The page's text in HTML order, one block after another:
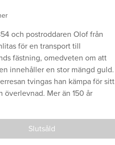
och postroddaren Olof från
för en transport till
fästning, omedveten om att
innehåller en stor mängd guld.
tvingas han kämpa för sitt
överlevnad. Mer än 150 år
Slutsåld